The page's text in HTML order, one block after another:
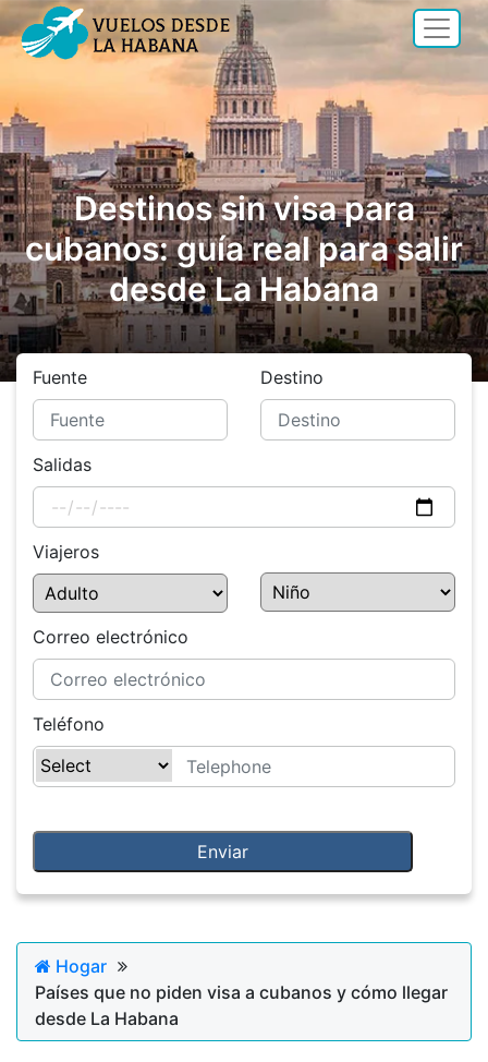
Destinos sin visa para
cubanos: guía real para salir
desde La Habana
Fuente Destino
Salidas
Viajeros
Correo electrónico
Teléfono
Hogar
Países que no piden visa a cubanos y cómo llegar
desde La Habana